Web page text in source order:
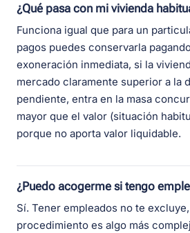
¿Qué pasa con mi vivienda
Funciona igual que para un
pagos puedes conservarla
exoneración inmediata, si la
mercado claramente superior a la
pendiente, entra en la masa
mayor que el valor (situación
porque no aporta valor liquidable.
¿Puedo acogerme si tengo
Sí. Tener empleados no te
procedimiento es algo más